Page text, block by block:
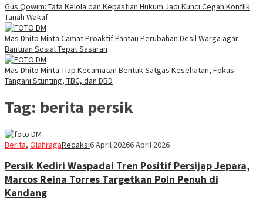
Gus Qowim: Tata Kelola dan Kepastian Hukum Jadi Kunci Cegah Konflik
Tanah Wakaf
Mas Dhito Minta Camat Proaktif Pantau Perubahan Desil Warga agar
Bantuan Sosial Tepat Sasaran
Mas Dhito Minta Tiap Kecamatan Bentuk Satgas Kesehatan, Fokus
Tangani Stunting, TBC, dan DBD
Tag: berita persik
Berita, OlahragaRedaksi6 April 20266 April 2026
Persik Kediri Waspadai Tren Positif Persijap Jepara,
Marcos Reina Torres Targetkan Poin Penuh di
Kandang